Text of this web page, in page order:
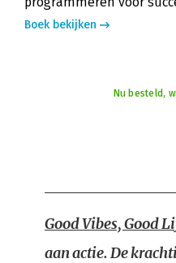
Boek bekijken
Nu besteld,
Good Vibes, Good
aan actie. De